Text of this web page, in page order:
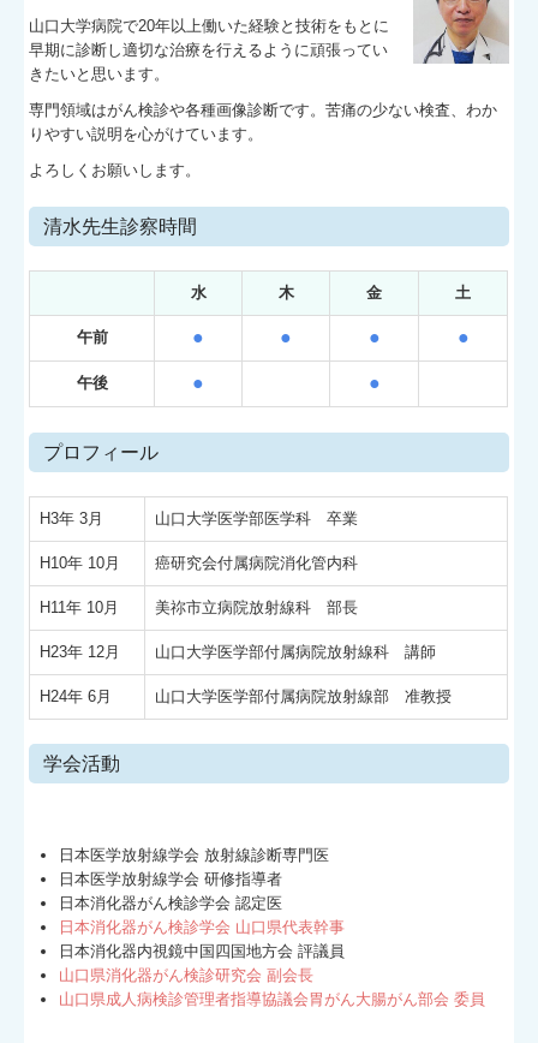
山口大学病院で20年以上働いた経験と技術をもとに
早期に診断し適切な治療を行えるように頑張ってい
きたいと思います。
専門領域はがん検診や各種画像診断です。苦痛の少ない検査、わか
りやすい説明を心がけています。
よろしくお願いします。
清水先生診察時間
水 木 金 土
午前 ● ● ● ●
午後 ● ●
プロフィール
H3年 3月 山口大学医学部医学科 卒業
H10年 10月 癌研究会付属病院消化管内科
H11年 10月 美祢市立病院放射線科 部長
H23年 12月 山口大学医学部付属病院放射線科 講師
H24年 6月 山口大学医学部付属病院放射線部 准教授
学会活動
日本医学放射線学会 放射線診断専門医
日本医学放射線学会 研修指導者
日本消化器がん検診学会 認定医
日本消化器がん検診学会 山口県代表幹事
日本消化器内視鏡中国四国地方会 評議員
山口県消化器がん検診研究会 副会長
山口県成人病検診管理者指導協議会胃がん大腸がん部会 委員